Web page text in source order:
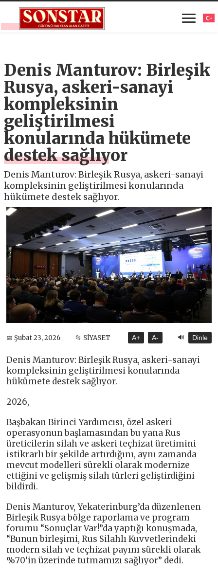
Denis Manturov: Birleşik
Rusya, askeri-sanayi
kompleksinin
geliştirilmesi
konularında hükümete
destek sağlıyor
Denis Manturov: Birleşik Rusya, askeri-sanayi
kompleksinin geliştirilmesi konularında
hükümete destek sağlıyor.
📅 Şubat 23, 2026 📂 SİYASET A+ A- 🔊 Dinle
Denis Manturov: Birleşik Rusya, askeri-sanayi
kompleksinin geliştirilmesi konularında
hükümete destek sağlıyor.
2026,
Başbakan Birinci Yardımcısı, özel askeri
operasyonun başlamasından bu yana Rus
üreticilerin silah ve askeri teçhizat üretimini
istikrarlı bir şekilde artırdığını, aynı zamanda
mevcut modelleri sürekli olarak modernize
ettiğini ve gelişmiş silah türleri geliştirdiğini
bildirdi.
Denis Manturov, Yekaterinburg’da düzenlenen
Birleşik Rusya bölge raporlama ve program
forumu “Sonuçlar Var!”da yaptığı konuşmada,
“Bunun birleşimi, Rus Silahlı Kuvvetlerindeki
modern silah ve teçhizat payını sürekli olarak
%70’in üzerinde tutmamızı sağlıyor” dedi.